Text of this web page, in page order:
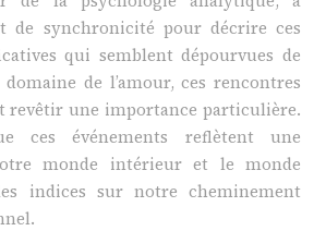
de synchronicité pour décrire ces
qui semblent dépourvues de
de l’amour, ces rencontres
revêtir une importance particulière.
ces événements reflètent une
monde intérieur et le monde
indices sur notre cheminement